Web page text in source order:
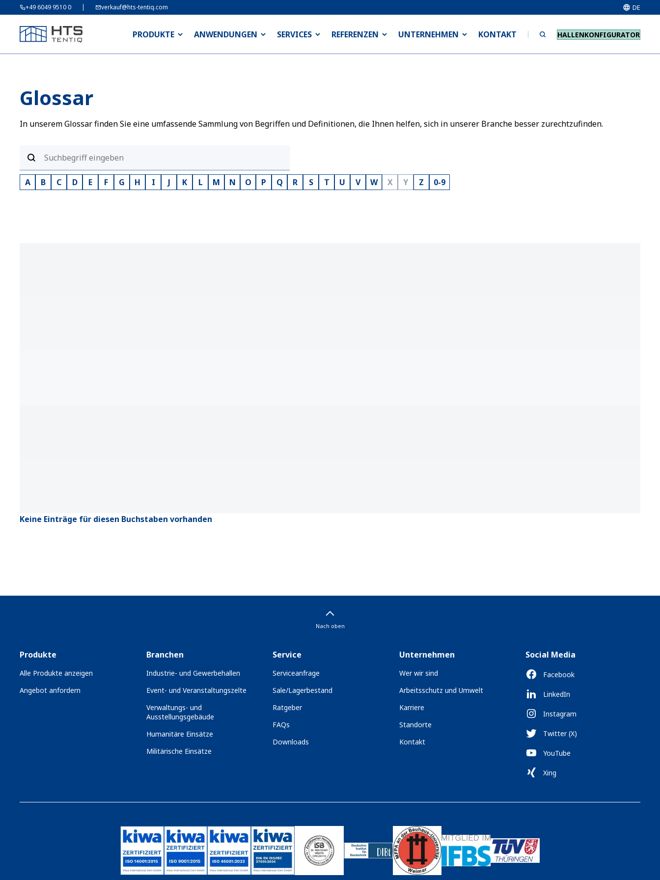
+49 6049 9510 0 verkauf@hts-tentiq.com DE
PRODUKTE ANWENDUNGEN SERVICES REFERENZEN UNTERNEHMEN KONTAKT HALLENKONFIGURATOR
Glossar
In unserem Glossar finden Sie eine umfassende Sammlung von Begriffen und Definitionen, die Ihnen helfen, sich in unserer Branche besser zurechtzufinden.
A B C D E F G H I J K L M N O P Q R S T U V W X Y Z 0-9
Keine Einträge für diesen Buchstaben vorhanden
Nach oben
Produkte
Alle Produkte anzeigen
Angebot anfordern
Branchen
Industrie- und Gewerbehallen
Event- und Veranstaltungszelte
Verwaltungs- und
Ausstellungsgebäude
Humanitäre Einsätze
Militärische Einsätze
Service
Serviceanfrage
Sale/Lagerbestand
Ratgeber
FAQs
Downloads
Unternehmen
Wer wir sind
Arbeitsschutz und Umwelt
Karriere
Standorte
Kontakt
Social Media
Facebook
LinkedIn
Instagram
Twitter (X)
YouTube
Xing